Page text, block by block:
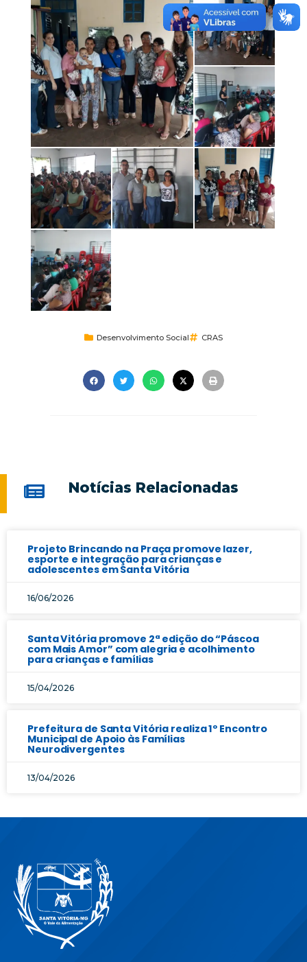
Desenvolvimento Social CRAS
Notícias Relacionadas
Projeto Brincando na Praça promove lazer,
esporte e integração para crianças e
adolescentes em Santa Vitória
16/06/2026
Santa Vitória promove 2ª edição do “Páscoa
com Mais Amor” com alegria e acolhimento
para crianças e famílias
15/04/2026
Prefeitura de Santa Vitória realiza 1º Encontro
Municipal de Apoio às Famílias
Neurodivergentes
13/04/2026